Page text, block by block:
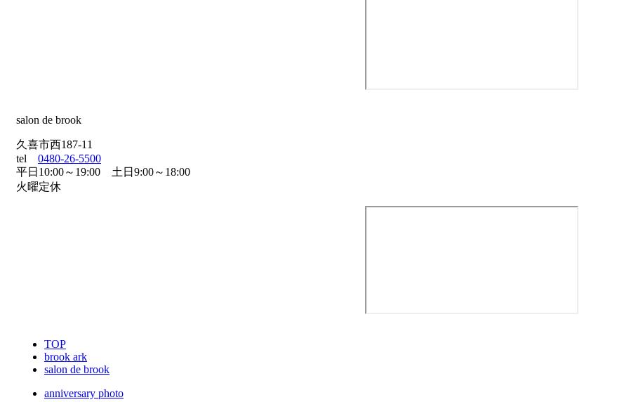
salon de brook
久喜市西187-11
tel 0480-26-5500
平日10:00～19:00 土日9:00～18:00
火曜定休
TOP
brook ark
salon de brook
anniversary photo